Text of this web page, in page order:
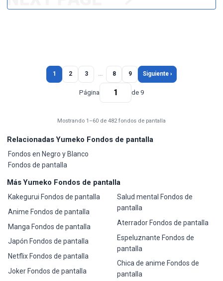
1 2 3 … 8 9 Siguiente ›
Página de 9
Mostrando 1–60 de 482 fondos de pantalla
Relacionadas Yumeko Fondos de pantalla
Fondos en Negro y Blanco
Fondos de pantalla
Más Yumeko Fondos de pantalla
Kakegurui Fondos de pantalla
Anime Fondos de pantalla
Manga Fondos de pantalla
Japón Fondos de pantalla
Netflix Fondos de pantalla
Joker Fondos de pantalla
Salud mental Fondos de
pantalla
Aterrador Fondos de pantalla
Espeluznante Fondos de
pantalla
Chica de anime Fondos de
pantalla